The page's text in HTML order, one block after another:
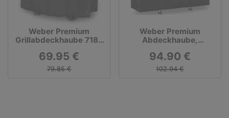
Weber Premium
Grillabdeckhaube 7183
300er Modelle
69.95 €
79.85 €
Weber Premium
Abdeckhaube,
94.90 €
102.94 €